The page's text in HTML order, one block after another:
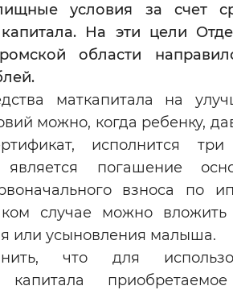
Цвет сайта
Инверсивный
Изображения
Выключены
Звуковой ассистент
Остановить
стандартные настройки
условия за счет
На эти цели
области
маткапитала на
можно, когда ребенку,
исполнится три
погашение
взноса по
случае можно вложить
или усыновления малыша.
что для
капитала